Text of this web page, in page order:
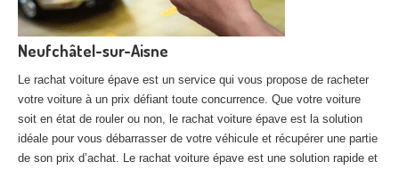
Centreagréé VHU 78 : casse auto avec destruction
Centreagréé VHU 91 : casse auto avec destruction
Centreagréé VHU 92 : casse auto avec destruction
Centreagréé VHU 93 : casse auto avec destruction
Centreagréé VHU 94 : casse auto avec destruction
Neufchâtel-sur-Aisne
Le rachat voiture épave est un service qui vous propose de racheter
votre voiture à un prix défiant toute concurrence. Que votre voiture
soit en état de rouler ou non, le rachat voiture épave est la solution
idéale pour vous débarrasser de votre véhicule et récupérer une partie
de son prix d’achat. Le rachat voiture épave est une solution rapide et